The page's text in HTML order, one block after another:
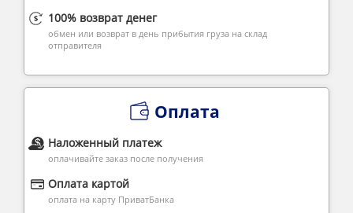
100% возврат денег
обмен или возврат в день прибытия груза на склад
отправителя
Оплата
Наложенный платеж
оплачивайте заказ после получения
Оплата картой
оплата на карту ПриватБанка